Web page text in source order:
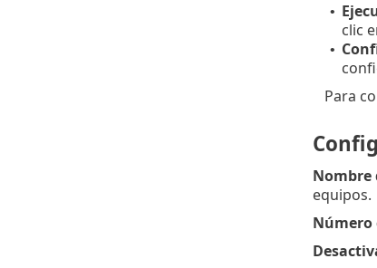
•
clic
•
Para
Nombre
equipos.
Número